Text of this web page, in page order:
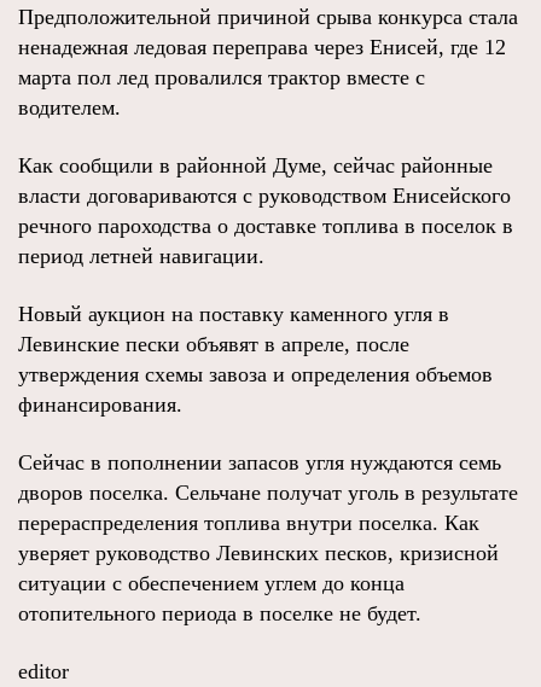
Предположительной причиной срыва конкурса стала
ненадежная ледовая переправа через Енисей, где 12
марта пол лед провалился трактор вместе с
водителем.
Как сообщили в районной Думе, сейчас районные
власти договариваются с руководством Енисейского
речного пароходства о доставке топлива в поселок в
период летней навигации.
Новый аукцион на поставку каменного угля в
Левинские пески объявят в апреле, после
утверждения схемы завоза и определения объемов
финансирования.
Сейчас в пополнении запасов угля нуждаются семь
дворов поселка. Сельчане получат уголь в результате
перераспределения топлива внутри поселка. Как
уверяет руководство Левинских песков, кризисной
ситуации с обеспечением углем до конца
отопительного периода в поселке не будет.
editor